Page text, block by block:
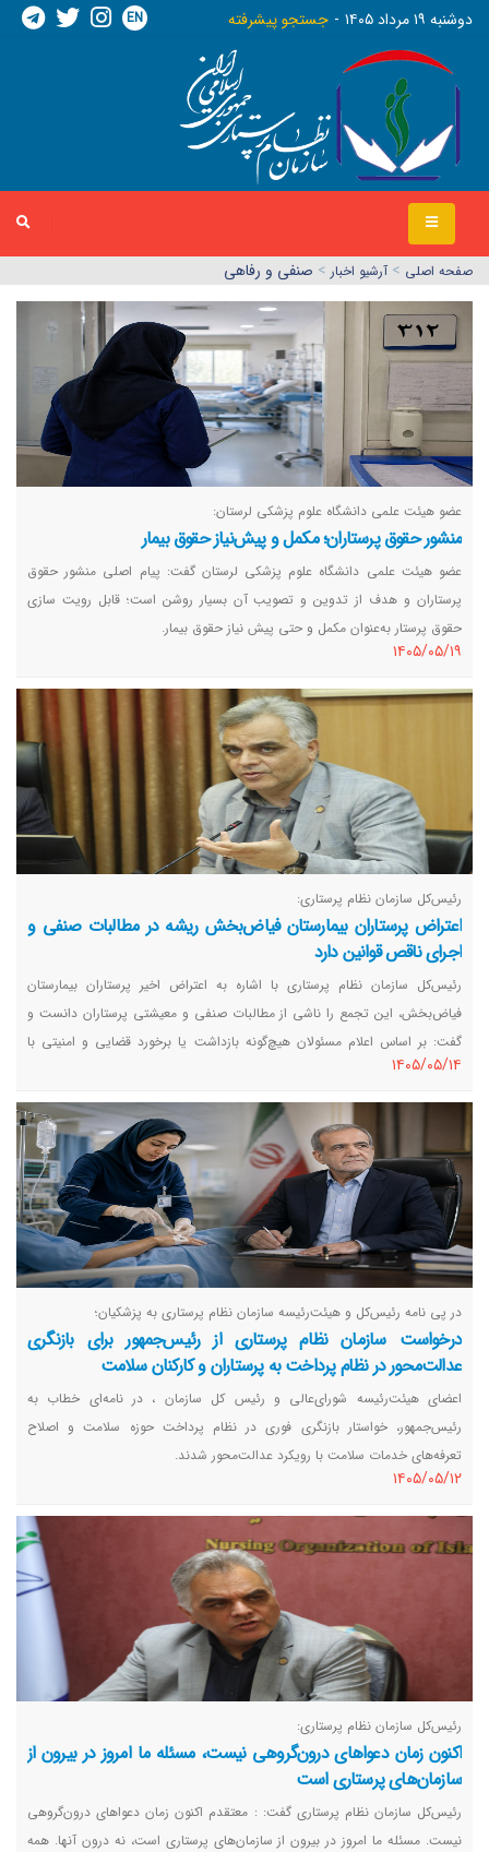
دوشنبه ١٩ مرداد ١٤٠٥ جستجو پیشرفته EN
صفحه اصلي > آرشیو اخبار > صنفی و رفاهی
عضو هیئت علمی دانشگاه علوم پزشکی لرستان:
منشور حقوق پرستاران؛ مکمل و پیش‌نیاز حقوق بیمار
عضو هیئت علمی دانشگاه علوم پزشکی لرستان گفت: پیام اصلی منشور حقوق
پرستاران و هدف از تدوین و تصویب آن بسیار روشن است؛ قابل رویت سازی
حقوق پرستار به‌عنوان مکمل و حتی پیش نیاز حقوق بیمار.
١٤٠٥/٠٥/١٩
رئیس‌کل سازمان نظام پرستاری:
اعتراض پرستاران بیمارستان فیاض‌بخش ریشه در مطالبات صنفی و
اجرای ناقص قوانین دارد
رئیس‌کل سازمان نظام پرستاری با اشاره به اعتراض اخیر پرستاران بیمارستان
فیاض‌بخش، این تجمع را ناشی از مطالبات صنفی و معیشتی پرستاران دانست و
گفت: بر اساس اعلام مسئولان هیچ‌گونه بازداشت یا برخورد قضایی و امنیتی با
پرستاران صورت نگرفته است.
١٤٠٥/٠٥/١٤
در پی نامه رئیس‌کل و هیئت‌رئیسه سازمان نظام پرستاری به پزشکیان؛
درخواست سازمان نظام پرستاری از رئیس‌جمهور برای بازنگری
عدالت‌محور در نظام پرداخت به پرستاران و کارکنان سلامت
اعضای هیئت‌رئیسه شورای‌عالی و رئیس کل سازمان ، در نامه‌ای خطاب به
رئیس‌جمهور، خواستار بازنگری فوری در نظام پرداخت حوزه سلامت و اصلاح
تعرفه‌های خدمات سلامت با رویکرد عدالت‌محور شدند.
١٤٠٥/٠٥/١٢
رئیس‌کل سازمان نظام پرستاری:
اکنون زمان دعواهای درون‌گروهی نیست، مسئله ما امروز در بیرون از
سازمان‌های پرستاری است
رئیس‌کل سازمان نظام پرستاری گفت: : معتقدم اکنون زمان دعواهای درون‌گروهی
نیست. مسئله ما امروز در بیرون از سازمان‌های پرستاری است، نه درون آنها. همه